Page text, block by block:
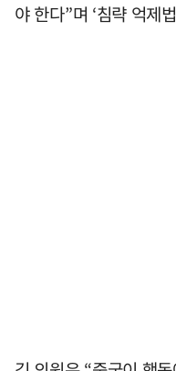
야 한다”며 ‘침략 억제